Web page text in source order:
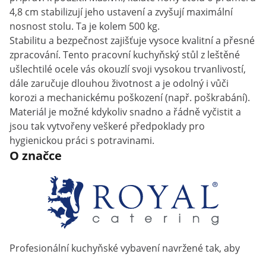
4,8 cm stabilizují jeho ustavení a zvyšují maximální
nosnost stolu. Ta je kolem 500 kg.
Stabilitu a bezpečnost zajišťuje vysoce kvalitní a přesné
zpracování. Tento pracovní kuchyňský stůl z leštěné
ušlechtilé ocele vás okouzlí svoji vysokou trvanlivostí,
dále zaručuje dlouhou životnost a je odolný i vůči
korozi a mechanickému poškození (např. poškrabání).
Materiál je možné kdykoliv snadno a řádně vyčistit a
jsou tak vytvořeny veškeré předpoklady pro
hygienickou práci s potravinami.
O značce
Profesionální kuchyňské vybavení navržené tak, aby